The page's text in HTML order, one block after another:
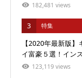
182,481 views
3 特集
【2020年最新版
イ富豪５選！イン
123,119 views